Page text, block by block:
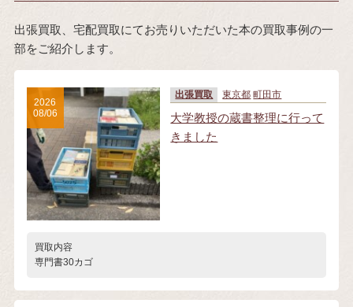
出張買取、宅配買取にてお売りいただいた本の買取事例の一
部をご紹介します。
出張買取 東京都 町田市
大学教授の蔵書整理に行って
きました
買取内容
専門書30カゴ
2026
08/06